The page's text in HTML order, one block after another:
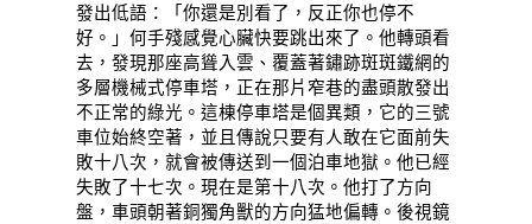
發出低語：「你還是別看了，反正你也停不
好。」何手殘感覺心臟快要跳出來了。他轉頭看
去，發現那座高聳入雲、覆蓋著鏽跡斑斑鐵網的
多層機械式停車塔，正在那片窄巷的盡頭散發出
不正常的綠光。這棟停車塔是個異類，它的三號
車位始終空著，並且傳說只要有人敢在它面前失
敗十八次，就會被傳送到一個泊車地獄。他已經
失敗了十七次。現在是第十八次。他打了方向
盤，車頭朝著銅獨角獸的方向猛地偏轉。後視鏡